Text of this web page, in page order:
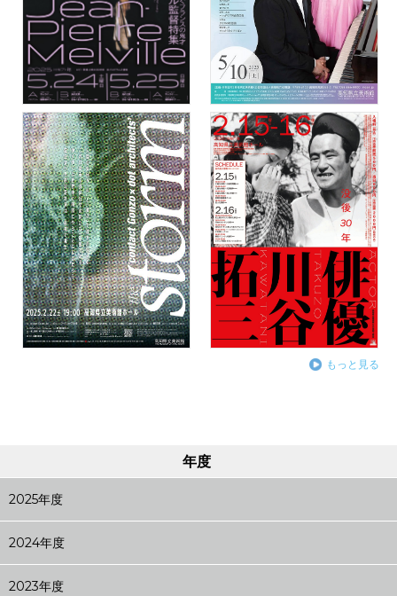
もっと見る
年度
2025年度
2024年度
2023年度